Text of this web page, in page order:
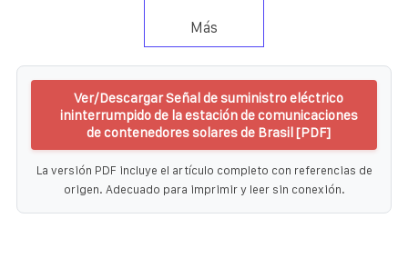
Más
Ver/Descargar Señal de suministro eléctrico
ininterrumpido de la estación de comunicaciones
de contenedores solares de Brasil [PDF]
La versión PDF incluye el artículo completo con referencias de
origen. Adecuado para imprimir y leer sin conexión.